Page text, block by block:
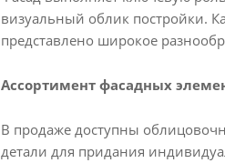
визуальный облик постройки.
представлено широкое
Ассортимент фасадных
В продаже доступны
детали для придания